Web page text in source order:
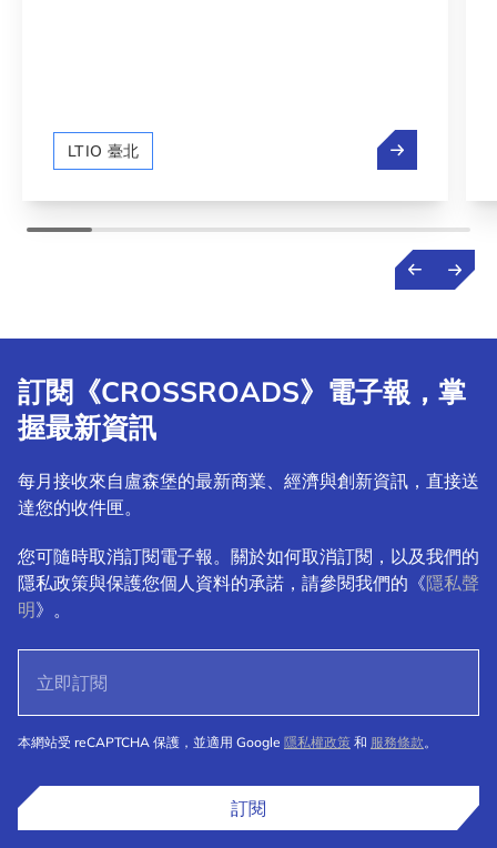
LTIO 臺北 盧森堡打工度
訂閱《CROSSROADS》電子報，掌
握最新資訊
每月接收來自盧森堡的最新商業、經濟與創新資訊，直接送
達您的收件匣。
您可隨時取消訂閱電子報。關於如何取消訂閱，以及我們的
隱私政策與保護您個人資料的承諾，請參閱我們的《隱私聲
明》。
本網站受 reCAPTCHA 保護，並適用 Google 隱私權政策 和 服務條款。
訂閱